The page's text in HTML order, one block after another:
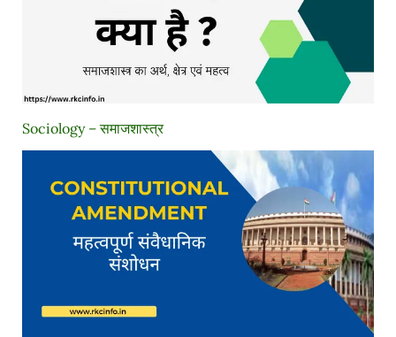
Sociology – समाजशास्त्र